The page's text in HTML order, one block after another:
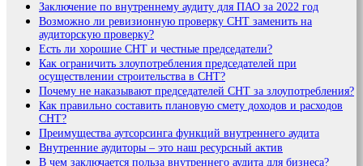
Заключение по внутреннему аудиту для ПАО за 2022 год
Возможно ли ревизионную проверку СНТ заменить на
аудиторскую проверку?
Есть ли хорошие СНТ и честные председатели?
Как ограничить злоупотребления председателей при
осуществлении строительства в СНТ?
Почему не наказывают председателей СНТ за злоупотребления?
Как правильно составить плановую смету доходов и расходов
СНТ?
Преимущества аутсорсинга функций внутреннего аудита
Внутренние аудиторы – это наш ресурсный актив
В чем заключается польза внутреннего аудита для бизнеса?